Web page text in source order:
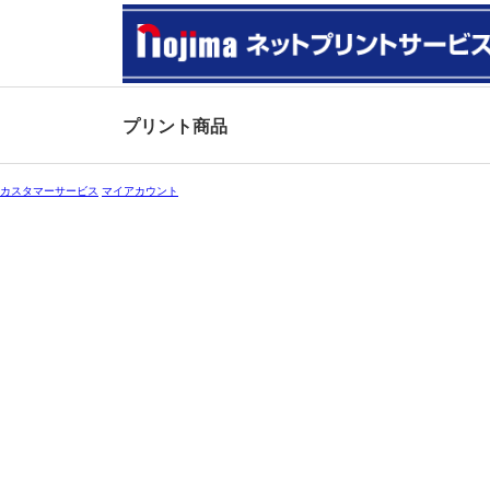
プリント商品
カスタマーサービス マイアカウント